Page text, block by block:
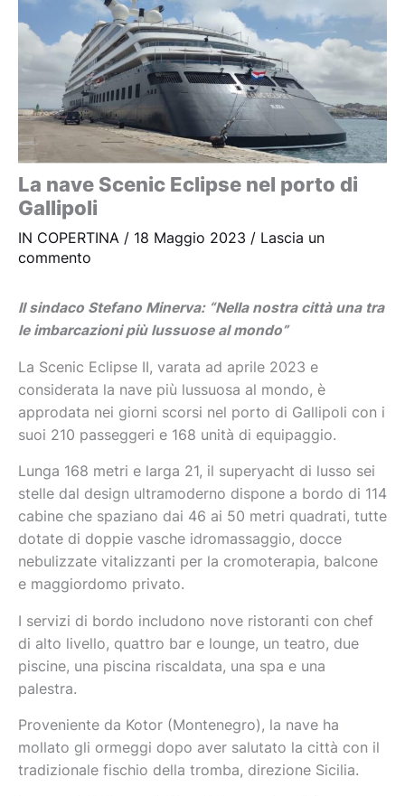
La nave Scenic Eclipse nel porto di
Gallipoli
IN COPERTINA / 18 Maggio 2023 / Lascia un
commento
Il sindaco Stefano Minerva: “Nella nostra città una tra
le imbarcazioni più lussuose al mondo”
La Scenic Eclipse II, varata ad aprile 2023 e
considerata la nave più lussuosa al mondo, è
approdata nei giorni scorsi nel porto di Gallipoli con i
suoi 210 passeggeri e 168 unità di equipaggio.
Lunga 168 metri e larga 21, il superyacht di lusso sei
stelle dal design ultramoderno dispone a bordo di 114
cabine che spaziano dai 46 ai 50 metri quadrati, tutte
dotate di doppie vasche idromassaggio, docce
nebulizzate vitalizzanti per la cromoterapia, balcone
e maggiordomo privato.
I servizi di bordo includono nove ristoranti con chef
di alto livello, quattro bar e lounge, un teatro, due
piscine, una piscina riscaldata, una spa e una
palestra.
Proveniente da Kotor (Montenegro), la nave ha
mollato gli ormeggi dopo aver salutato la città con il
tradizionale fischio della tromba, direzione Sicilia.